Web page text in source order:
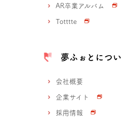
AR卒業アルバム
Totttte
夢ふぉとにつ
会社概要
企業サイト
採用情報